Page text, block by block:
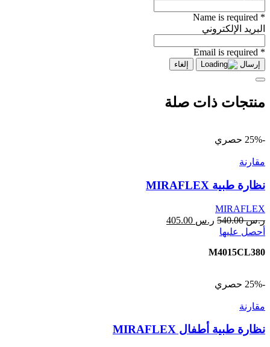
* Name is required
البريد الإلكتروني
* Email is required
إرسال إلغاء
منتجات ذات صلة
-25% حصري
مقارنة
نظارة طبية MIRAFLEX
MIRAFLEX
ر.س540.00 ر.س
أحصل عليها
M4015CL380
-25% حصري
مقارنة
نظارة طبية أطفال MIRAFLEX